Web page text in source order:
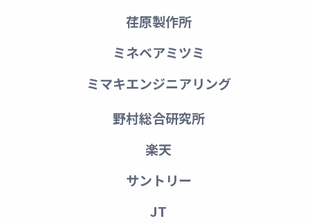
荏原製作所
ミネベアミツミ
ミマキエンジニアリング
野村総合研究所
楽天
サントリー
JT